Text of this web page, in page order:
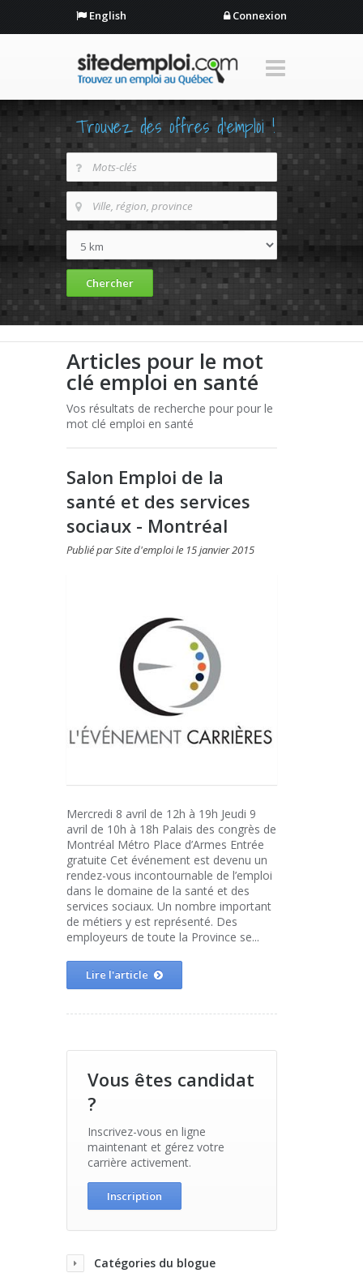
English Connexion
Trouvez des offres d'emploi !
Articles pour le mot
clé emploi en santé
Vos résultats de recherche pour pour le
mot clé emploi en santé
Salon Emploi de la
santé et des services
sociaux - Montréal
Publié parSite d'emploile 15 janvier 2015
Mercredi 8 avril de 12h à 19h Jeudi 9
avril de 10h à 18h Palais des congrès de
Montréal Métro Place d’Armes Entrée
gratuite Cet événement est devenu un
rendez-vous incontournable de l’emploi
dans le domaine de la santé et des
services sociaux. Un nombre important
de métiers y est représenté. Des
employeurs de toute la Province se...
Lire l'article
Vous êtes candidat
?
Inscrivez-vous en ligne
maintenant et gérez votre
carrière activement.
Inscription
Catégories du blogue